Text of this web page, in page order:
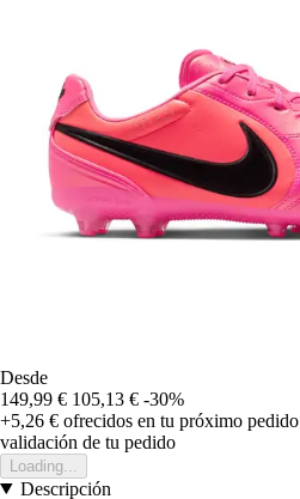
Desde
149,99 € 105,13 € -30%
+5,26 € ofrecidos en tu próximo pedido
validación de tu pedido
Loading...
Descripción